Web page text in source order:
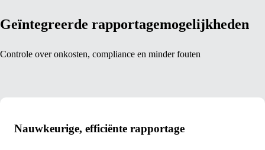
Geïntegreerde rapportagemogelijkheden
Controle over onkosten, compliance en minder fouten
Nauwkeurige, efficiënte rapportage